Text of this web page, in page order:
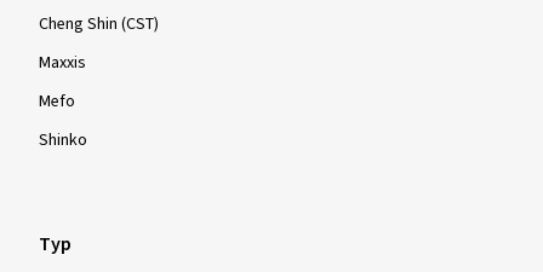
Cheng Shin (CST)
Maxxis
Mefo
Shinko
Typ